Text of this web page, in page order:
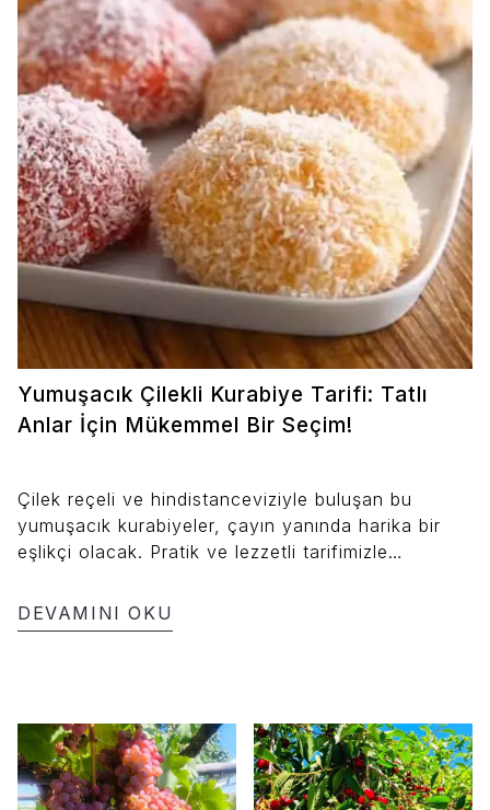
Yumuşacık Çilekli Kurabiye Tarifi: Tatlı
Anlar İçin Mükemmel Bir Seçim!
Çilek reçeli ve hindistanceviziyle buluşan bu
yumuşacık kurabiyeler, çayın yanında harika bir
eşlikçi olacak. Pratik ve lezzetli tarifimizle
DEVAMINI OKU